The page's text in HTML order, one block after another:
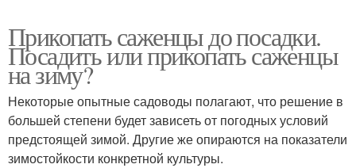
Прикопать саженцы до посадки.
Посадить или прикопать саженцы
на зиму?
Некоторые опытные садоводы полагают, что решение в
большей степени будет зависеть от погодных условий
предстоящей зимой. Другие же опираются на показатели
зимостойкости конкретной культуры.